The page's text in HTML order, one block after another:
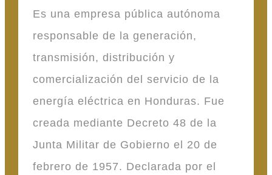
Es una empresa pública autónoma
responsable de la generación,
transmisión, distribución y
comercialización del servicio de la
energía eléctrica en Honduras. Fue
creada mediante Decreto 48 de la
Junta Militar de Gobierno el 20 de
febrero de 1957. Declarada por el